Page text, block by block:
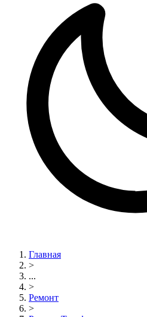
Главная
>
...
>
Ремонт
>